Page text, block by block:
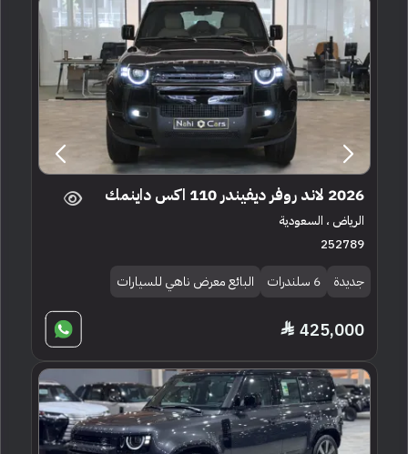
2026 لاند روفر ديفيندر 110 اكس داينمك
الرياض ، السعودية
252789
جديدة 6 سلندرات البائع معرض ناهي للسيارات
425,000